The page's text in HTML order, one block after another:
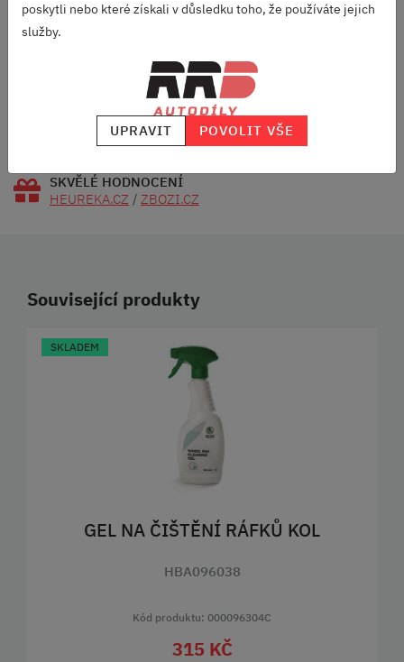
OD 2500 KČ
RODINNÁ FIRMA
S DLOUHOU TRADICÍ
SKVĚLÉ HODNOCENÍ
HEUREKA.CZ / ZBOZI.CZ
Související produkty
SKLADEM
GEL NA ČIŠTĚNÍ RÁFKŮ KOL
HBA096038
Kód produktu: 000096304C
315 KČ
poskytli nebo které získali v důsledku toho, že používáte jejich
služby.
UPRAVIT POVOLIT VŠE